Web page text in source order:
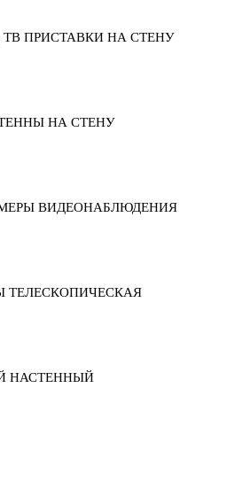
ТВ ПРИСТАВКИ НА СТЕНУ
НА СТЕНУ
ВИДЕОНАБЛЮДЕНИЯ
ТЕЛЕСКОПИЧЕСКАЯ
НАСТЕННЫЙ